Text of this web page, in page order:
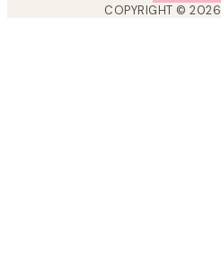
COPYRIGHT ©2026